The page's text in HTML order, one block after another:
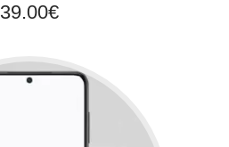
39.00€